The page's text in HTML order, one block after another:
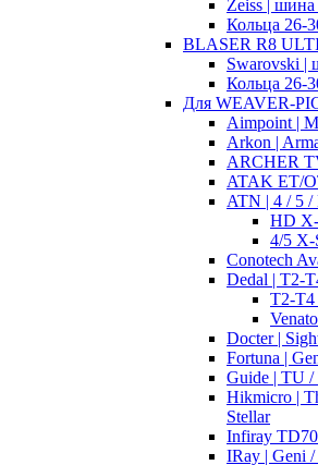
Zeiss |
Кольца 26-
BLASER R8
Swarovski |
Кольца 26-
Для WEAVER-
Aimpoint |
Arkon |
ARCHER
ATAK ET/
ATN | 4 / 5 /
HD
4/5 X-
Conotech
Dedal | T2-
T2-T4
Docter |
Fortuna |
Guide | TU /
Hikmicro |
Stellar
Infiray
IRay | Geni